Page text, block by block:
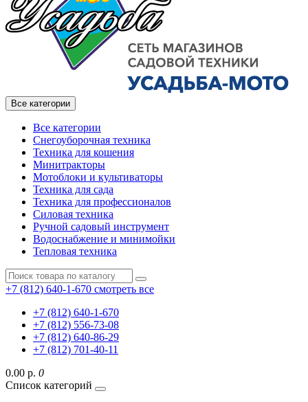
Все категории
Все категории
Снегоуборочная техника
Техника для кошения
Минитракторы
Мотоблоки и культиваторы
Техника для сада
Техника для профессионалов
Силовая техника
Ручной садовый инструмент
Водоснабжение и минимойки
Тепловая техника
+7 (812) 640-1-670 смотреть все
+7 (812) 640-1-670
+7 (812) 556-73-08
+7 (812) 640-86-29
+7 (812) 701-40-11
0.00 р. 0
Список категорий